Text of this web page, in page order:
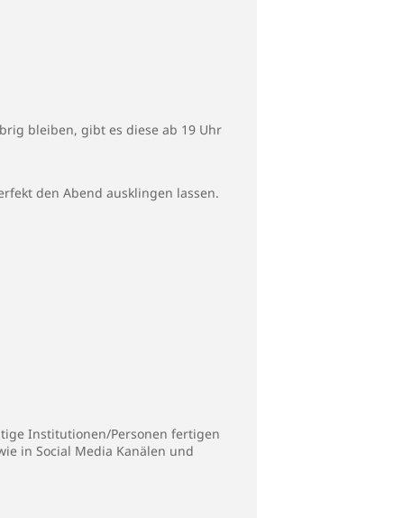
bleiben, gibt es diese ab 19 Uhr
den Abend ausklingen lassen.
Institutionen/Personen fertigen
in Social Media Kanälen und